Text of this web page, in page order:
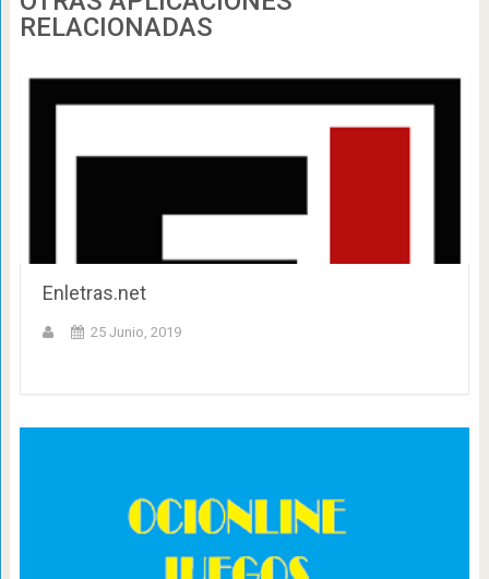
RELACIONADAS
Enletras.net
25 Junio, 2019